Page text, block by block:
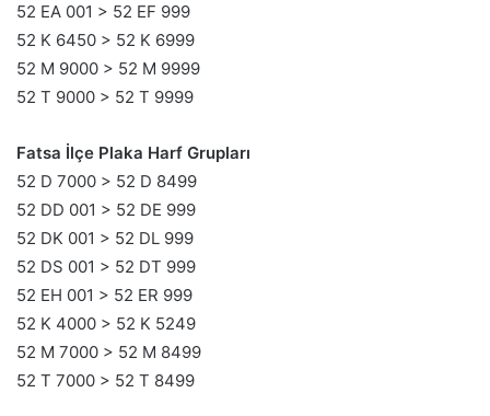
52 EA 001 > 52 EF 999
52 K 6450 > 52 K 6999
52 M 9000 > 52 M 9999
52 T 9000 > 52 T 9999
Fatsa İlçe Plaka Harf Grupları
52 D 7000 > 52 D 8499
52 DD 001 > 52 DE 999
52 DK 001 > 52 DL 999
52 DS 001 > 52 DT 999
52 EH 001 > 52 ER 999
52 K 4000 > 52 K 5249
52 M 7000 > 52 M 8499
52 T 7000 > 52 T 8499